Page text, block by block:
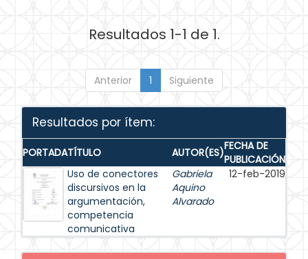
Resultados 1-1 de 1.
Anterior 1 Siguiente
Resultados por ítem:
PORTADATÍTULO AUTOR(ES)FECHA DE
PUBLICACIÓN
Uso de conectores
discursivos en la
argumentación,
competencia
comunicativa
Gabriela
Aquino
Alvarado
12-feb-2019